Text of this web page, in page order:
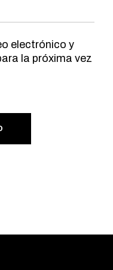
electrónico y
la próxima vez